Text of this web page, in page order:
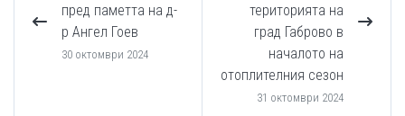
пред паметта на д-
р Ангел Гоев
30 октомври 2024
територията на
град Габрово в
началото на
отоплителния сезон
31 октомври 2024